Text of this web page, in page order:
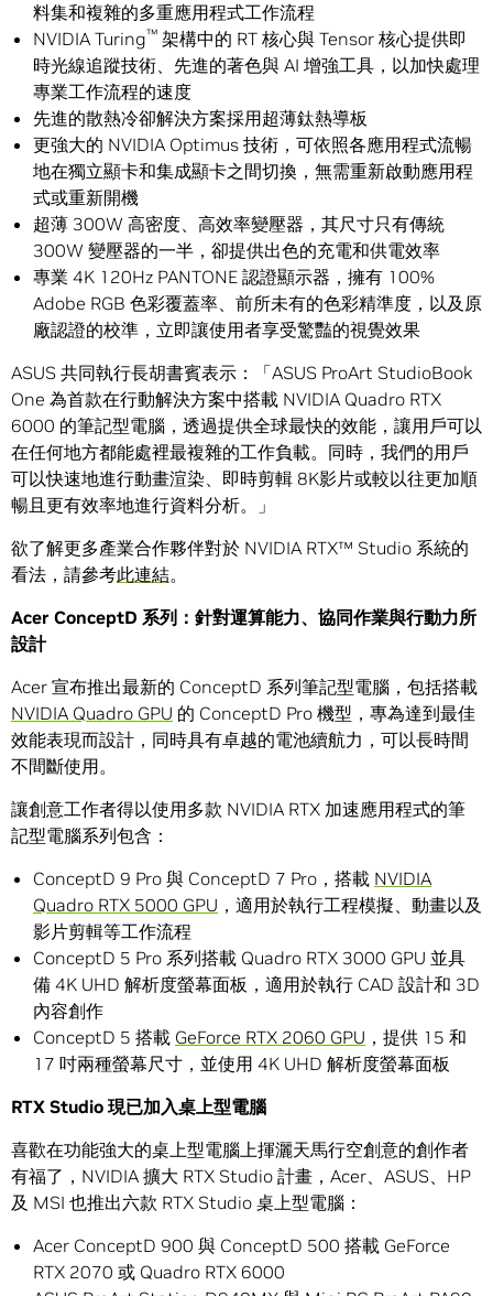
料集和複雜的多重應用程式工作流程
NVIDIA Turing™ 架構中的 RT 核心與 Tensor 核心提供即
時光線追蹤技術、先進的著色與 AI 增強工具，以加快處理
專業工作流程的速度
先進的散熱冷卻解決方案採用超薄鈦熱導板
更強大的 NVIDIA Optimus 技術，可依照各應用程式流暢
地在獨立顯卡和集成顯卡之間切換，無需重新啟動應用程
式或重新開機
超薄 300W 高密度、高效率變壓器，其尺寸只有傳統
300W 變壓器的一半，卻提供出色的充電和供電效率
專業 4K 120Hz PANTONE 認證顯示器，擁有 100%
Adobe RGB 色彩覆蓋率、前所未有的色彩精準度，以及原
廠認證的校準，立即讓使用者享受驚豔的視覺效果
ASUS 共同執行長胡書賓表示：「ASUS ProArt StudioBook
One 為首款在行動解決方案中搭載 NVIDIA Quadro RTX
6000 的筆記型電腦，透過提供全球最快的效能，讓用戶可以
在任何地方都能處裡最複雜的工作負載。同時，我們的用戶
可以快速地進行動畫渲染、即時剪輯 8K影片或較以往更加順
暢且更有效率地進行資料分析。」
欲了解更多產業合作夥伴對於 NVIDIA RTX™ Studio 系統的
看法，請參考此連結。
Acer ConceptD 系列：針對運算能力、協同作業與行動力所
設計
Acer 宣布推出最新的 ConceptD 系列筆記型電腦，包括搭載
NVIDIA Quadro GPU 的 ConceptD Pro 機型，專為達到最佳
效能表現而設計，同時具有卓越的電池續航力，可以長時間
不間斷使用。
讓創意工作者得以使用多款 NVIDIA RTX 加速應用程式的筆
記型電腦系列包含：
ConceptD 9 Pro 與 ConceptD 7 Pro，搭載 NVIDIA
Quadro RTX 5000 GPU ，適用於執行工程模擬、動畫以及
影片剪輯等工作流程
ConceptD 5 Pro 系列搭載 Quadro RTX 3000 GPU 並具
備 4K UHD 解析度螢幕面板，適用於執行 CAD 設計和 3D
內容創作
ConceptD 5 搭載 GeForce RTX 2060 GPU ，提供 15 和
17 吋兩種螢幕尺寸，並使用 4K UHD 解析度螢幕面板
RTX Studio 現已加入桌上型電腦
喜歡在功能強大的桌上型電腦上揮灑天馬行空創意的創作者
有福了，NVIDIA 擴大 RTX Studio 計畫，Acer、ASUS、HP
及 MSI 也推出六款 RTX Studio 桌上型電腦：
Acer ConceptD 900 與 ConceptD 500 搭載 GeForce
RTX 2070 或 Quadro RTX 6000